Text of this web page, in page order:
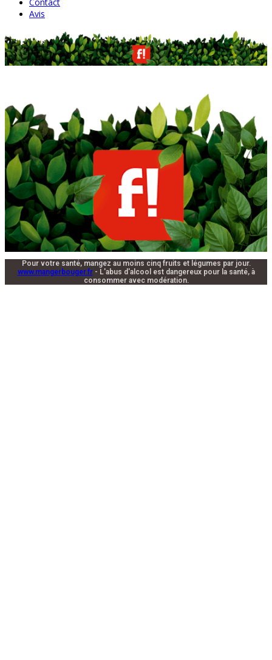
Avis
Pour votre santé, mangez au moins cinq fruits et légumes par jour.
www.mangerbouger.fr- L'abus d'alcool est dangereux pour la santé, à
consommer avec modération.